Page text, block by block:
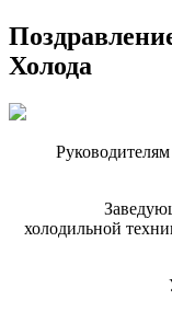
Холода
холодильной